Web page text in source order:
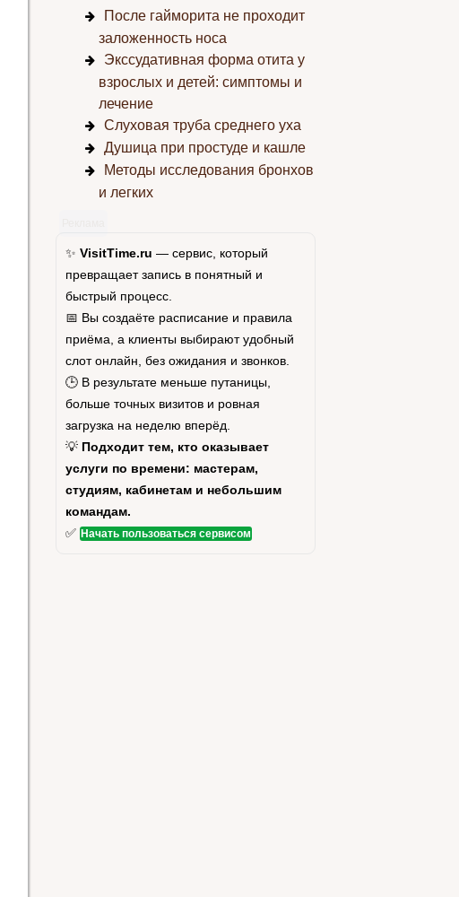
После гайморита не проходит
заложенность носа
Экссудативная форма отита у
взрослых и детей: симптомы и
лечение
Слуховая труба среднего уха
Душица при простуде и кашле
Методы исследования бронхов
и легких
✨ VisitTime.ru — сервис, который
превращает запись в понятный и
быстрый процесс.
📅 Вы создаёте расписание и правила
приёма, а клиенты выбирают удобный
слот онлайн, без ожидания и звонков.
🕒 В результате меньше путаницы,
больше точных визитов и ровная
загрузка на неделю вперёд.
💡 Подходит тем, кто оказывает
услуги по времени: мастерам,
студиям, кабинетам и небольшим
командам.
✅ Начать пользоваться сервисом